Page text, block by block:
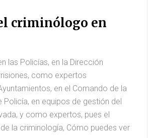
criminólogo en
las Policías, en la Dirección
como expertos
en el Comando de la
Policía, en equipos de gestión del
y como expertos, pues el
la criminología, Cómo puedes ver